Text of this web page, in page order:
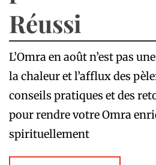
Réussi
L’Omra en août n’est pas
la chaleur et l’afflux des
conseils pratiques et des
pour rendre votre Omra
spirituellement